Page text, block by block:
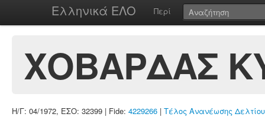
Ελληνικά ΕΛΟ Περί
ΧΟΒΑΡΔΑΣ
Η/Γ: 04/1972, ΕΣΟ: 32399 | Fide: 4229266 | Τέλος Ανανέωσης Δελτίου